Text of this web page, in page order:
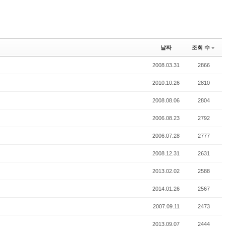
날짜 조회 수
2008.03.31 2866
2010.10.26 2810
2008.08.06 2804
2006.08.23 2792
2006.07.28 2777
2008.12.31 2631
2013.02.02 2588
2014.01.26 2567
2007.09.11 2473
2013.09.07 2444